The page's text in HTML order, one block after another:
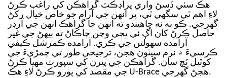
هڪ سٺي ڏسڻ واري پراڊڪٽ گراهڪن کي راغب ڪرڻ
لاءِ اهم ٿي سگهي ٿي، پر انهن جي آرام جو خاص خيال رکڻ
گهرجي. ڪو به نه چاهيندو ته انهن جا گراهڪ انهن جي آرڊر
حاصل ڪرڻ کان اڳ ئي ڀڄي وڃن ڇاڪاڻ ته بيهڻ جي غير
آرامده سهولتن جي ڪري. آرامده ڪمرشل ڪيفي
ڪرسيءَ ۾ نرم سيٽون هجن، ترجيحي طور تي چمڙيءَ جي
کوٽيل ٽچ سان. گراهڪن جي پيرن کي سپورٽ مهيا ڪرڻ
جي مقصد کي پورو ڪرڻ لاءِ هڪ U-Brace هجڻ گهرجي.